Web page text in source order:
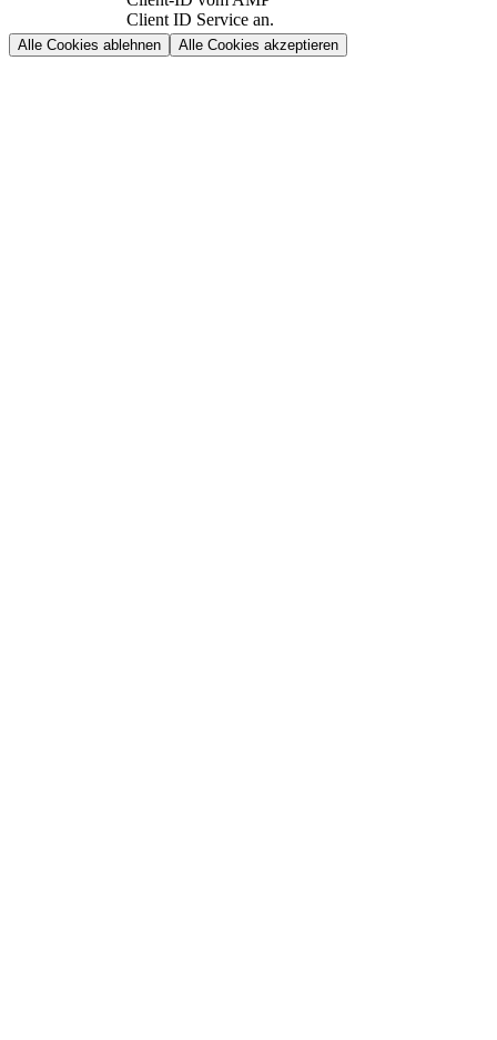
Client ID Service an.
Alle Cookies ablehnen Alle Cookies akzeptieren